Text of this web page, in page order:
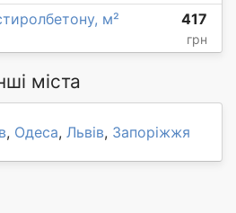
м² 417
грн
міста
, Одеса, Львів, Запоріжжя